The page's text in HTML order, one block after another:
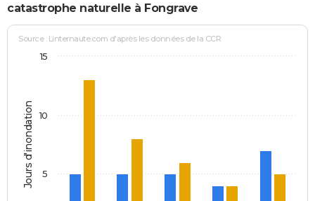
catastrophe naturelle à Fongrave
Jours d'inondation
Source : Linternaute.com d'après les données de la CCR
5
10
15